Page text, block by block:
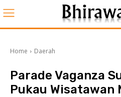
Home Daerah
Parade Vaganza
Pukau Wisatawan